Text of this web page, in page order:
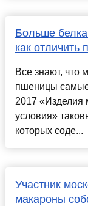
Больше
как отличить
Все знают, что
пшеницы
2017 «Изделия
условия»
которых соде...
Участник
макароны